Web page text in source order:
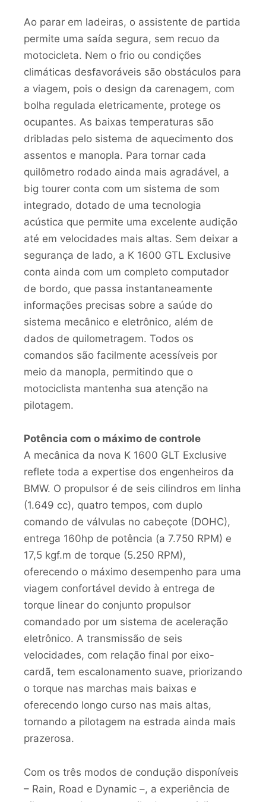
Ao parar em ladeiras, o assistente de partida
permite uma saída segura, sem recuo da
motocicleta. Nem o frio ou condições
climáticas desfavoráveis são obstáculos para
a viagem, pois o design da carenagem, com
bolha regulada eletricamente, protege os
ocupantes. As baixas temperaturas são
dribladas pelo sistema de aquecimento dos
assentos e manopla. Para tornar cada
quilômetro rodado ainda mais agradável, a
big tourer conta com um sistema de som
integrado, dotado de uma tecnologia
acústica que permite uma excelente audição
até em velocidades mais altas. Sem deixar a
segurança de lado, a K 1600 GTL Exclusive
conta ainda com um completo computador
de bordo, que passa instantaneamente
informações precisas sobre a saúde do
sistema mecânico e eletrônico, além de
dados de quilometragem. Todos os
comandos são facilmente acessíveis por
meio da manopla, permitindo que o
motociclista mantenha sua atenção na
pilotagem.
Potência com o máximo de controle
A mecânica da nova K 1600 GLT Exclusive
reflete toda a expertise dos engenheiros da
BMW. O propulsor é de seis cilindros em linha
(1.649 cc), quatro tempos, com duplo
comando de válvulas no cabeçote (DOHC),
entrega 160hp de potência (a 7.750 RPM) e
17,5 kgf.m de torque (5.250 RPM),
oferecendo o máximo desempenho para uma
viagem confortável devido à entrega de
torque linear do conjunto propulsor
comandado por um sistema de aceleração
eletrônico. A transmissão de seis
velocidades, com relação final por eixo-
cardã, tem escalonamento suave, priorizando
o torque nas marchas mais baixas e
oferecendo longo curso nas mais altas,
tornando a pilotagem na estrada ainda mais
prazerosa.
Com os três modos de condução disponíveis
– Rain, Road e Dynamic –, a experiência de